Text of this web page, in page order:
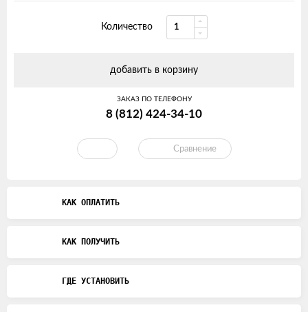
Количество
добавить в корзину
ЗАКАЗ ПО ТЕЛЕФОНУ
8 (812) 424-34-10
Сравнение
КАК ОПЛАТИТЬ
КАК ПОЛУЧИТЬ
ГДЕ УСТАНОВИТЬ